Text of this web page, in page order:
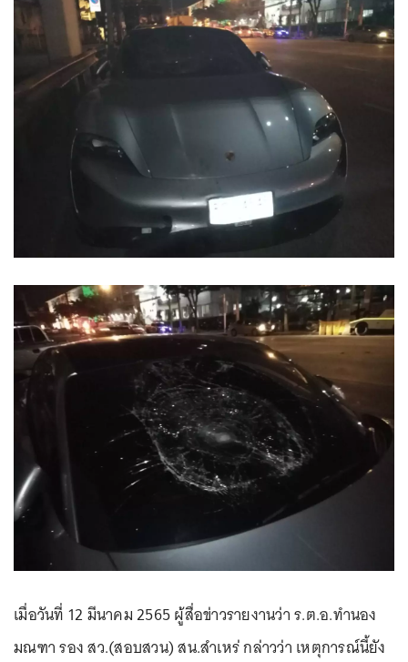
เมื่อวันที่ 12 มีนาคม 2565 ผู้สื่อข่าวรายงานว่า ร.ต.อ.ทำนอง
มณฑา รอง สว.(สอบสวน) สน.สำเหร่ กล่าวว่า เหตุการณ์นี้ยัง